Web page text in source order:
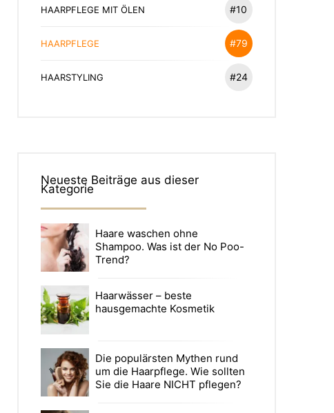
HAARPFLEGE MIT ÖLEN #10
HAARPFLEGE #79
HAARSTYLING #24
Neueste Beiträge aus dieser
Kategorie
Haare waschen ohne
Shampoo. Was ist der No Poo-
Trend?
Haarwässer – beste
hausgemachte Kosmetik
Die populärsten Mythen rund
um die Haarpflege. Wie sollten
Sie die Haare NICHT pflegen?